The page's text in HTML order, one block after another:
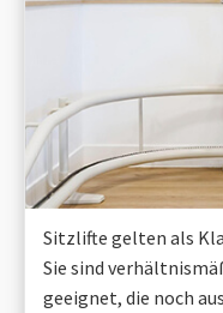
Sitzlifte gelten als
Sie sind
geeignet, die noch